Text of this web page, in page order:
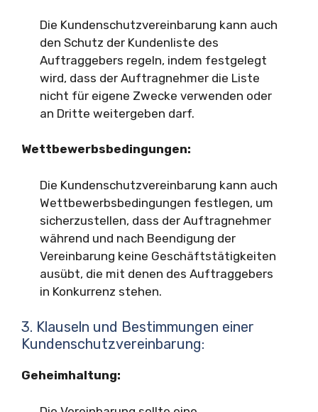
Die Kundenschutzvereinbarung kann auch
den Schutz der Kundenliste des
Auftraggebers regeln, indem festgelegt
wird, dass der Auftragnehmer die Liste
nicht für eigene Zwecke verwenden oder
an Dritte weitergeben darf.
Wettbewerbsbedingungen:
Die Kundenschutzvereinbarung kann auch
Wettbewerbsbedingungen festlegen, um
sicherzustellen, dass der Auftragnehmer
während und nach Beendigung der
Vereinbarung keine Geschäftstätigkeiten
ausübt, die mit denen des Auftraggebers
in Konkurrenz stehen.
3. Klauseln und Bestimmungen einer
Kundenschutzvereinbarung:
Geheimhaltung: